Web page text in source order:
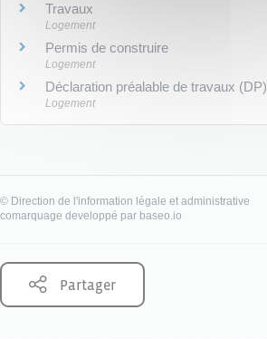
Travaux
Logement
Permis de construire
Logement
Déclaration préalable de travaux (DP)
Logement
© Direction de l'information légale et administrative
comarquage developpé par baseo.io
Partager